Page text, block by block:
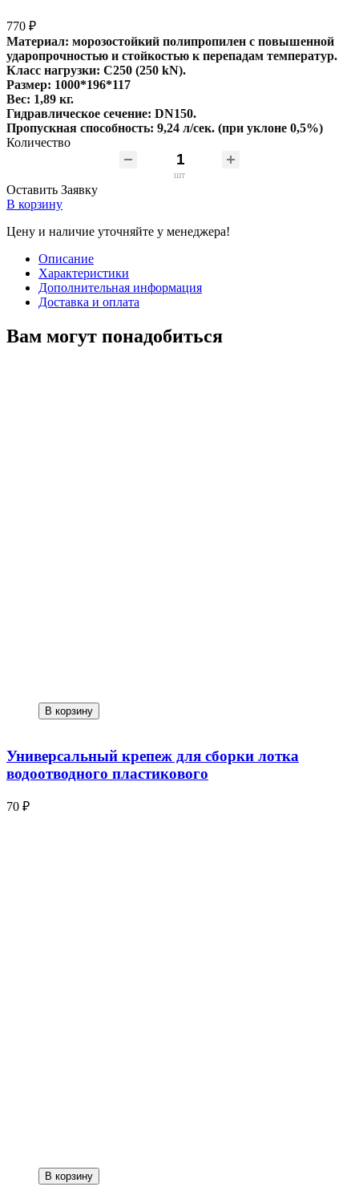
770 ₽
Материал: морозостойкий полипропилен с повышенной
ударопрочностью и стойкостью к перепадам температур.
Класс нагрузки: C250 (250 kN).
Размер: 1000*196*117
Вес: 1,89 кг.
Гидравлическое сечение: DN150.
Пропускная способность: 9,24 л/сек. (при уклоне 0,5%)
Количество
шт
Оставить Заявку
В корзину
Цену и наличие уточняйте у менеджера!
Описание
Характеристики
Дополнительная информация
Доставка и оплата
Вам могут понадобиться
В корзину
Универсальный крепеж для сборки лотка
водоотводного пластикового
70 ₽
В корзину